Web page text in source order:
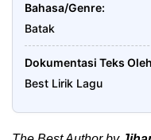
Bahasa/Genre
Batak
Dokumentasi Teks Oleh
Best Lirik Lagu